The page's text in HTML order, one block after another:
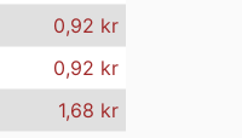
0,92 kr
0,92 kr
1,68 kr